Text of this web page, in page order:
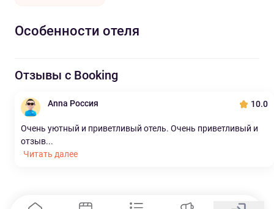
Особенности отеля
Отзывы с Booking
Anna Россия 10.0
Очень уютный и приветливый отель. Очень приветливый и
отзыв...
Читать далее